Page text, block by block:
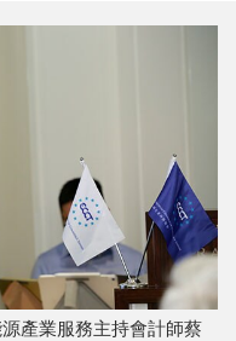
產業服務主持會計師蔡